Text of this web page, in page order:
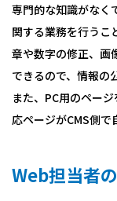
専門的な知識がなく
関する業務を行うこ
章や数字の修正、画
できるので、情報の
また、PC用のペー
応ページがCMS側で
Web担当者